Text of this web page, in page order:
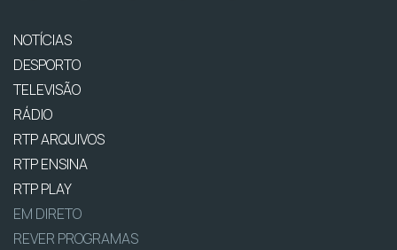
NOTÍCIAS
DESPORTO
TELEVISÃO
RÁDIO
RTP ARQUIVOS
RTP ENSINA
RTP PLAY
EM DIRETO
REVER PROGRAMAS